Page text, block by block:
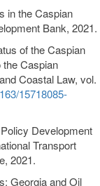
in the Caspian
Bank, 2021.
of the Caspian
the Caspian
Coastal Law, vol.
15718085-
Development
Transport
2021.
Georgia and Oil